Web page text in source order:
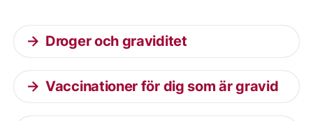
Droger och graviditet
Vaccinationer för dig som är gravid